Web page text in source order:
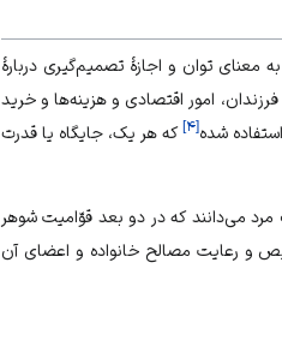
به‏ معنای توان و اجازۀ تصمیم‏‌گیری دربارۀ
امور اقتصادی و هزینه‏‌ها و خرید
شده[۴] که هر یک، جایگاه یا قدرت
مرد می‏‌دانند که در دو بعد قوّامیت شوهر
و رعایت مصالح خانواده و اعضای آن